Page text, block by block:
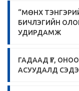
“МӨНХ
БИЧЛЭГИЙН
УДИРДАМЖ
ГАДААД ҮГ,
АСУУДАЛД